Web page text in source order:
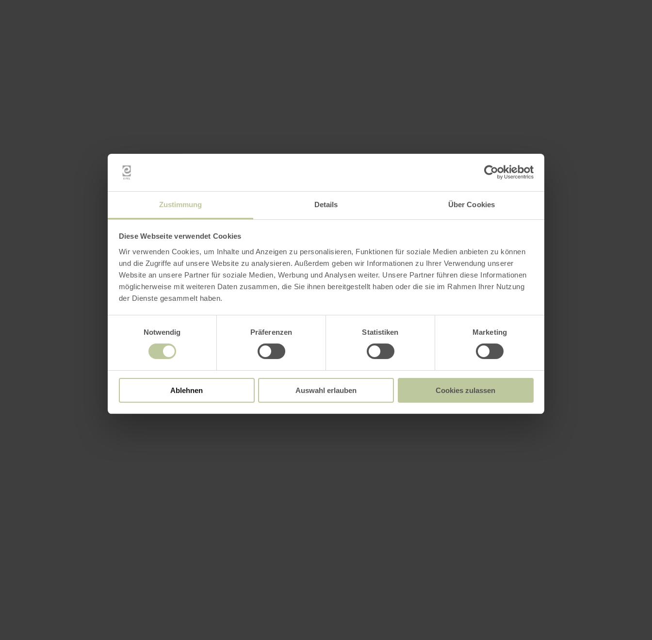
Zustimmung Details Über Cookies
Diese Webseite verwendet Cookies
Wir verwenden Cookies, um Inhalte und Anzeigen zu personalisieren, Funktionen für soziale Medien anbieten zu können
und die Zugriffe auf unsere Website zu analysieren. Außerdem geben wir Informationen zu Ihrer Verwendung unserer
Website an unsere Partner für soziale Medien, Werbung und Analysen weiter. Unsere Partner führen diese Informationen
möglicherweise mit weiteren Daten zusammen, die Sie ihnen bereitgestellt haben oder die sie im Rahmen Ihrer Nutzung
der Dienste gesammelt haben.
Notwendig
Präferenzen Statistiken Marketing
Ablehnen Auswahl erlauben Cookies zulassen